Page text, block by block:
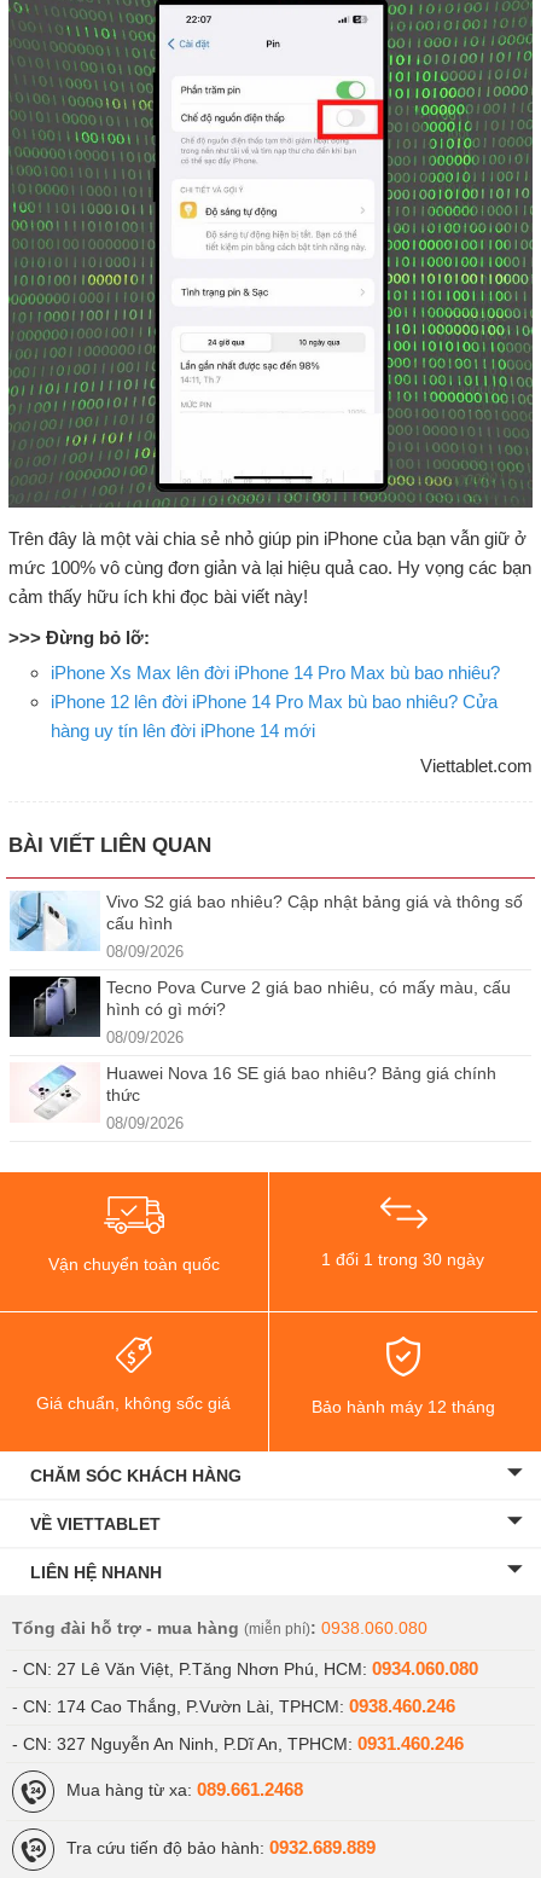
Trên đây là một vài chia sẻ nhỏ giúp pin iPhone của bạn vẫn giữ ở
mức 100% vô cùng đơn giản và lại hiệu quả cao. Hy vọng các bạn
cảm thấy hữu ích khi đọc bài viết này!
>>> Đừng bỏ lỡ:
iPhone Xs Max lên đời iPhone 14 Pro Max bù bao nhiêu?
iPhone 12 lên đời iPhone 14 Pro Max bù bao nhiêu? Cửa
hàng uy tín lên đời iPhone 14 mới
Viettablet.com
BÀI VIẾT LIÊN QUAN
Vivo S2 giá bao nhiêu? Cập nhật bảng giá và thông số
cấu hình
08/09/2026
Tecno Pova Curve 2 giá bao nhiêu, có mấy màu, cấu
hình có gì mới?
08/09/2026
Huawei Nova 16 SE giá bao nhiêu? Bảng giá chính
thức
08/09/2026
Vận chuyển toàn quốc 1 đổi 1 trong 30 ngày
Giá chuẩn, không sốc giá Bảo hành máy 12 tháng
CHĂM SÓC KHÁCH HÀNG
VỀ VIETTABLET
LIÊN HỆ NHANH
Tổng đài hỗ trợ - mua hàng (miễn phí): 0938.060.080
- CN: 27 Lê Văn Việt, P.Tăng Nhơn Phú, HCM: 0934.060.080
- CN: 174 Cao Thắng, P.Vườn Lài, TPHCM: 0938.460.246
- CN: 327 Nguyễn An Ninh, P.Dĩ An, TPHCM: 0931.460.246
Mua hàng từ xa: 089.661.2468
Tra cứu tiến độ bảo hành: 0932.689.889